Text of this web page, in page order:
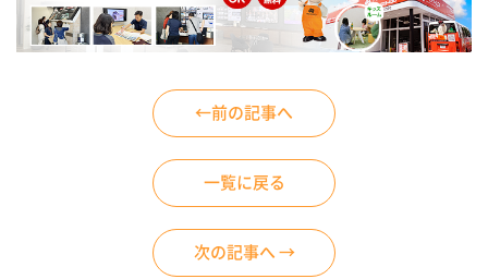
←前の記事へ
一覧に戻る
次の記事へ →